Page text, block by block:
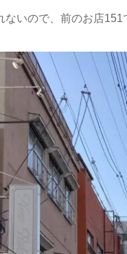
ないので、前のお店151